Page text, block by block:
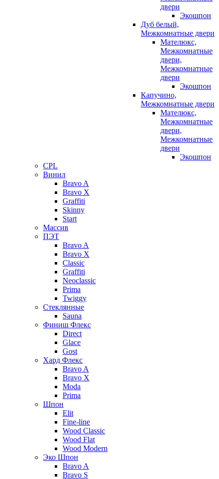
двери
Экошпон
Дуб белый,
Межкомнатные двери
Мателюкс,
Межкомнатные
двери,
Межкомнатные
двери
Экошпон
Капучино,
Межкомнатные двери
Мателюкс,
Межкомнатные
двери,
Межкомнатные
двери
Экошпон
CPL
Винил
Bravo A
Bravo X
Graffiti
Skinny
Start
Массив
ПЭТ
Bravo A
Bravo X
Classic
Graffiti
Neoclassic
Prima
Twiggy
Стеклянные
Sauna
Финиш Флекс
Direct
Glace
Gost
Хард Флекс
Bravo A
Bravo X
Moda
Prima
Шпон
Elit
Fine-line
Wood Classic
Wood Flat
Wood Modern
Эко Шпон
Bravo A
Bravo S